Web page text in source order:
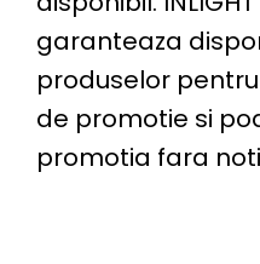
garanteaza
produselor
de promotie si
promotia fara